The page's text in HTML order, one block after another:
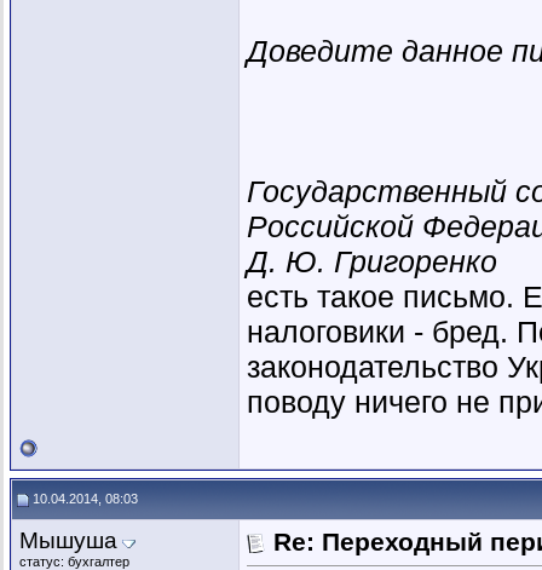
Доведите данное
Государственный
Российской
Д. Ю. Григоренко
есть такое письмо.
налоговики - бред.
законодательство
поводу ничего не
10.04.2014, 08:03
Мышуша
статус: бухгалтер
Re: Переходный